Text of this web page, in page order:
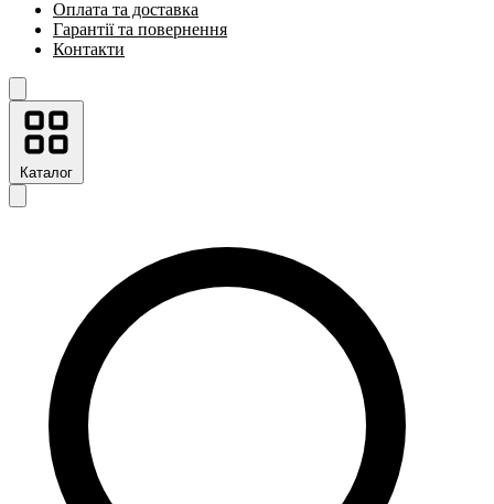
Оплата та доставка
Гарантії та повернення
Контакти
Каталог